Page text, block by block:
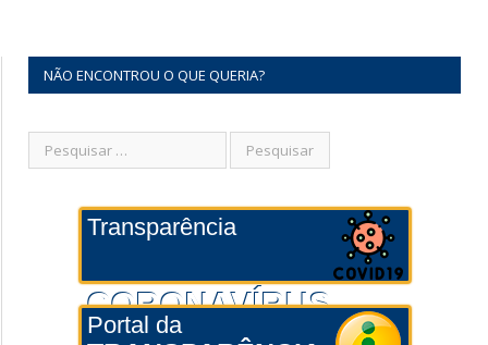
NÃO ENCONTROU O QUE QUERIA?
Transparência
CORONAVÍRUS
Portal da